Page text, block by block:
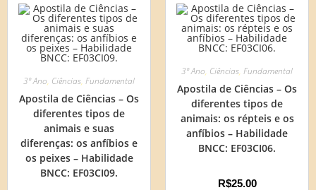
3º Ano, Ciências, Fundamental
Apostila de Ciências – Os
diferentes tipos de
animais e suas
diferenças: os anfíbios e
os peixes – Habilidade
BNCC: EF03CI09.
3º Ano, Ciências, Fundamental
Apostila de Ciências – Os
diferentes tipos de
animais: os répteis e os
anfíbios – Habilidade
BNCC: EF03CI06.
R$25.00